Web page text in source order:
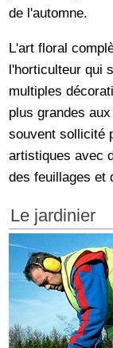
de l'automne.
L'art floral
l'horticulteur qui
multiples
plus grandes
souvent sollicité
artistiques avec
des feuillages et
Le jardinier